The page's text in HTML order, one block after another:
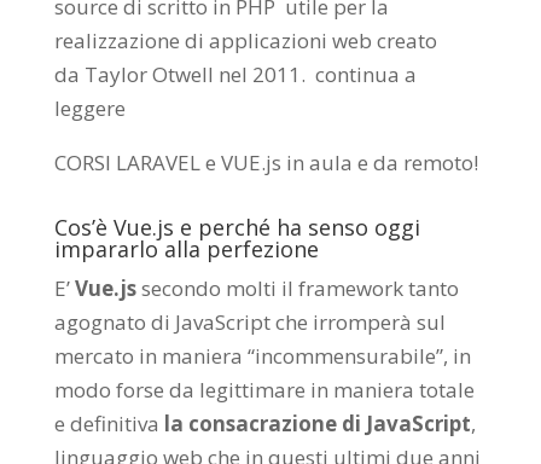
source di scritto in PHP utile per la
realizzazione di applicazioni web creato
da Taylor Otwell nel 2011. continua a
leggere
CORSI LARAVEL e VUE.js in aula e da remoto!
Cos’è Vue.js e perché ha senso oggi
impararlo alla perfezione
E’Vue.jssecondo molti il framework tanto
agognato di JavaScript che irromperà sul
mercato in maniera “incommensurabile”, in
modo forse da legittimare in maniera totale
e definitiva la consacrazione di JavaScript,
linguaggio web che in questi ultimi due anni